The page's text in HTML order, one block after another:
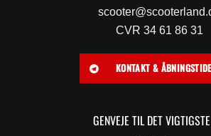
CVR 34 61 86 31
KONTAKT &
GENVEJE TIL DET